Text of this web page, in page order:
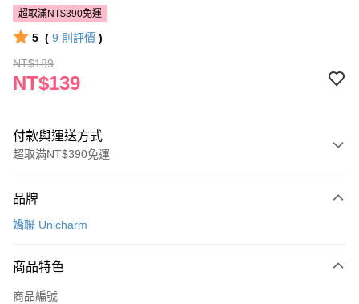
超取滿NT$390免運
5 ( 9 則評價 )
NT$189
NT$139
付款與運送方式
超取滿NT$390免運
POYA支付
超商取貨付款
LINE Pay
品牌
嬌聯 Unicharm
商品特色
商品編號